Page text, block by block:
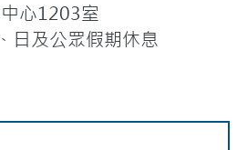
心1203室
日及公眾假期休息